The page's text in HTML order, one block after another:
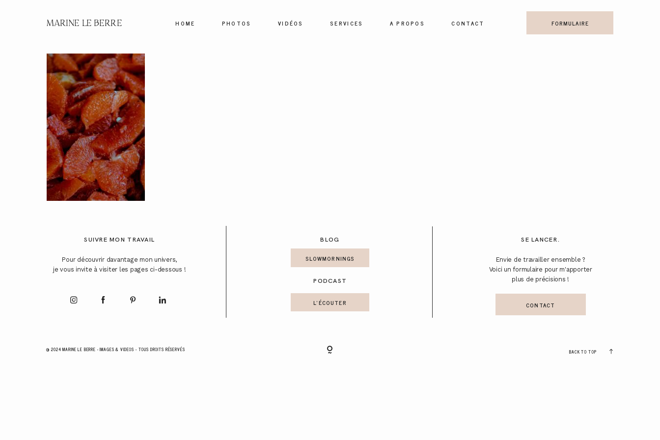
MARINE LE BERRE FORMULAIRE
HOME PHOTOS VIDÉOS SERVICES A PROPOS CONTACT
BLOG SE LANCER.
SUIVRE MON TRAVAIL
SLOWMORNINGS
Envie de travailler ensemble ?
Voici un formulaire pour m'apporter
plus de précisions !
Pour découvrir davantage mon univers,
je vous invite à visiter les pages ci-dessous !
PODCAST
L'ÉCOUTER CONTACT
@ 2024 MARINE LE BERRE - IMAGES & VIDEOS - TOUS DROITS RÉSERVÉS BACK TO TOP